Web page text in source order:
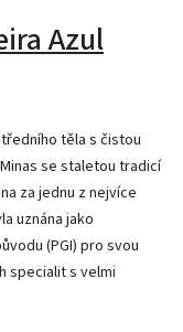
Azul
těla s čistou
se staletou tradicí
za jednu z nejvíce
uznána jako
(PGI) pro svou
specialit s velmi